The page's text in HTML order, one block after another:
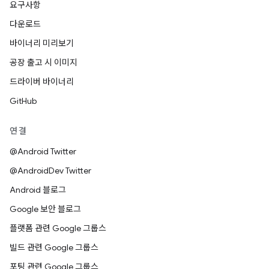
요구사항
다운로드
바이너리 미리보기
공장 출고 시 이미지
드라이버 바이너리
GitHub
연결
@Android Twitter
@AndroidDev Twitter
Android 블로그
Google 보안 블로그
플랫폼 관련 Google 그룹스
빌드 관련 Google 그룹스
포팅 관련 Google 그룹스